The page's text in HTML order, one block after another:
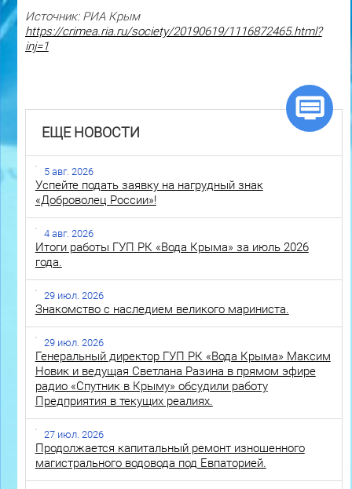
Источник: РИА Крым
https://crimea.ria.ru/society/20190619/1116872465.html?
inj=1
ЕЩЕ НОВОСТИ
5 авг. 2026
Успейте подать заявку на нагрудный знак
«Доброволец России»!
4 авг. 2026
Итоги работы ГУП РК «Вода Крыма» за июль 2026
года.
29 июл. 2026
Знакомство с наследием великого мариниста.
29 июл. 2026
Генеральный директор ГУП РК «Вода Крыма» Максим
Новик и ведущая Светлана Разина в прямом эфире
радио «Спутник в Крыму» обсудили работу
Предприятия в текущих реалиях.
27 июл. 2026
Продолжается капитальный ремонт изношенного
магистрального водовода под Евпаторией.